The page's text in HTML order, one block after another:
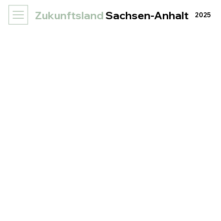
ZukunftslandSachsen-Anhalt 2025